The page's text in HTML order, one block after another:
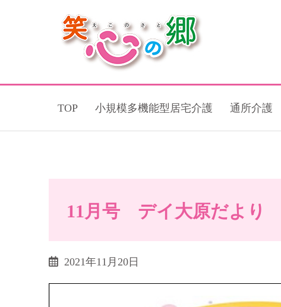
TOP 小規模多機能型居宅介護 通所介護
11月号 デイ大原だより
2021年11月20日